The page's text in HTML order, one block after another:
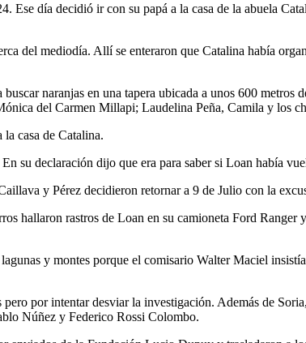
Ese día decidió ir con su papá a la casa de la abuela
del mediodía. Allí se enteraron que Catalina había
naranjas en una tapera ubicada a unos 600
del Carmen Millapi; Laudelina Peña, Camila y los
casa de Catalina.
su declaración dijo que era para saber si Loan había
y Pérez decidieron retornar a 9 de Julio con la
hallaron rastros de Loan en su camioneta Ford
y montes porque el comisario Walter Maciel
pero por intentar desviar la investigación. Además de
Núñez y Federico Rossi Colombo.